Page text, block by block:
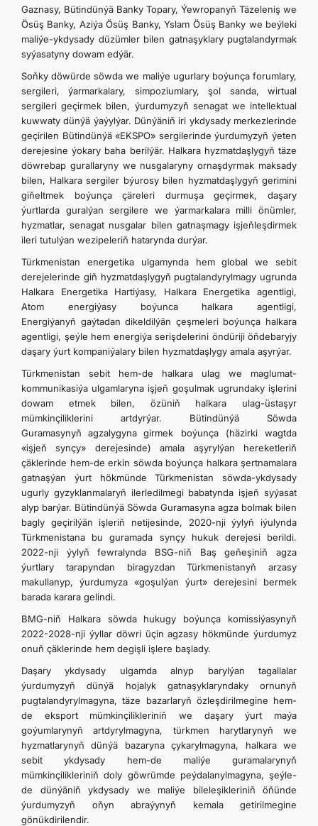
Gaznasy, Bütindünýä Banky Topary, Ýewropanyň Täzeleniş we
Ösüş Banky, Aziýa Ösüş Banky, Yslam Ösüş Banky we beýleki
maliýe-ykdysady düzümler bilen gatnaşyklary pugtalandyrmak
syýasatyny dowam edýär.
Soň­ky döwürde söwda we maliýe ugurlary boýunça forumlary,
sergileri, ýarmarkalary, simpoziumlary, şol sanda, wirtual
sergileri geçirmek bilen, ýurdumyzyň senagat we intellektual
kuwwaty dünýä ýaýylýar. Dünýäniň iri ykdysady merkezlerinde
geçirilen Bütindünýä «EKSPO» sergilerinde ýurdumyzyň ýeten
derejesine ýokary baha berilýär. Halkara hyzmatdaşlygyň täze
döwrebap gurallaryny we nusgalaryny ornaşdyrmak maksady
bilen, Halkara sergiler býurosy bilen hyzmatdaşlygyň gerimini
gi­ňeltmek boýunça çäreleri durmuşa geçirmek, daşary
ýurtlarda guralýan sergilere we ýarmarkalara milli önümler,
hyzmatlar, senagat nusgalar bilen gatnaşmagy işjeňleşdirmek
ileri tutulýan wezipeleriň hatarynda durýar.
Türkmenistan energetika ulgamynda hem global we sebit
derejelerinde giň hyzmatdaşlygyň pugtalandyrylmagy ugrunda
Halkara Energetika Hartiýasy, Halkara Energetika agentligi,
Atom energiýasy boýunca halkara agentligi,
Energiýanyň gaýtadan dikeldilýän çeşmeleri boýunça halkara
agentligi, şeýle hem energiýa serişdelerini öndüriji öňdebaryjy
daşary ýurt kompaniýalary bilen hyzmatdaşlygy amala aşyrýar.
Türkmenistan sebit hem-de halkara ulag we maglumat-
kommunikasiýa ulgamlaryna işjeň goşulmak ugrundaky işlerini
dowam etmek bilen, özüniň halkara ulag-üstaşyr
mümkinçiliklerini artdyrýar. Bütindünýä Söwda
Guramasynyň
agzalygyna girmek boýunça (häzirki wagtda
«işjeň synçy» derejesinde) amala aşyrylýan hereketleriň
çäklerinde hem-de erkin söwda boýunça halkara şertnamalara
gatnaşýan ýurt hökmünde Türkmenistan söwda-ykdysady
ugurly gyzyklanmalaryň ilerledilmegi babatynda işjeň syýasat
alyp barýar. Bütindünýä Söwda Guramasyna agza bolmak bilen
bagly geçirilýän işleriň netijesinde, 2020-nji ýylyň iýulynda
Türkmenistana bu guramada synçy hukuk derejesi berildi.
2022-nji ýylyň fewralynda BSG-niň Baş geňeşiniň agza
ýurtlary tarapyndan biragyzdan Türkmenistanyň arzasy
makullanyp, ýurdumyza «goşulýan ýurt» derejesini bermek
barada karara gelindi.
BMG-niň Halkara söwda hukugy boýunça komissiýasynyň
2022-2028-nji ýyllar döwri üçin agzasy hökmünde ýurdumyz
onuň çäklerinde hem degişli işlere başlady.
Daşary ykdysady ulgamda alnyp barylýan tagallalar
ýurdumyzyň dünýä hojalyk gatnaşyklaryndaky ornunyň
pugtalandyrylmagyna, täze bazarlaryň özleşdirilmegine hem-
de eksport mümkinçilikleriniň we daşary ýurt maýa
goýumlarynyň artdyrylmagyna, türkmen harytlarynyň we
hyzmatlarynyň dünýä bazaryna çykarylmagyna, halkara we
sebit ykdysady hem-de maliýe guramalarynyň
mümkinçilikleriniň doly göwrümde peýdalanylmagyna, şeýle-
de dünýäniň ykdysady we maliýe bileleşikleriniň öňünde
ýurdumyzyň oňyn abraýynyň kemala getirilmegine
gönükdirilendir.